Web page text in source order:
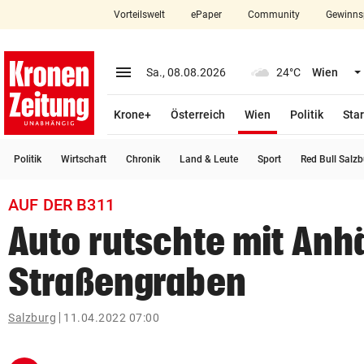
closeSchließen
account_circle Anmelden
arrow_right
search
Suchbegriff
eingeben
Vorteilswelt ePaper Community
menu Menü aufklappen
Sa., 08.08.2026 24°C Wien
Krone+ Österreich Wien
Politik
Politik Wirtschaft Chronik Land & Leute Sport Red Bull
AUF DER B311
Auto rutschte mit
Straßengraben
Salzburg 11.04.2022 07:00